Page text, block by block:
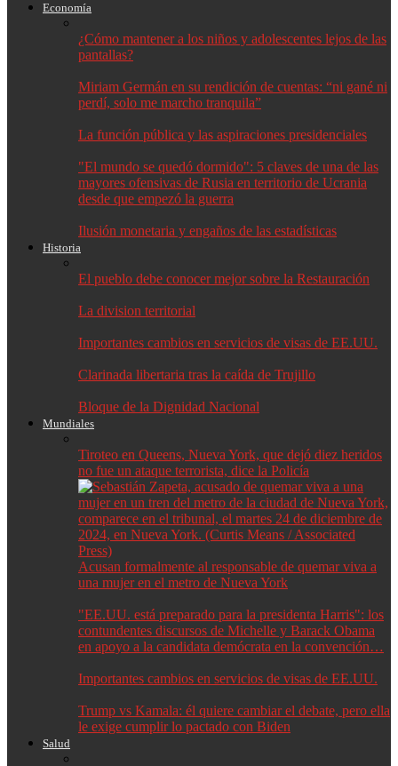
Economía
¿Cómo mantener a los niños y adolescentes lejos de las
pantallas?
Miriam Germán en su rendición de cuentas: “ni gané ni
perdí, solo me marcho tranquila”
La función pública y las aspiraciones presidenciales
"El mundo se quedó dormido": 5 claves de una de las
mayores ofensivas de Rusia en territorio de Ucrania
desde que empezó la guerra
Ilusión monetaria y engaños de las estadísticas
Historia
El pueblo debe conocer mejor sobre la Restauración
La division territorial
Importantes cambios en servicios de visas de EE.UU.
Clarinada libertaria tras la caída de Trujillo
Bloque de la Dignidad Nacional
Mundiales
Tiroteo en Queens, Nueva York, que dejó diez heridos
no fue un ataque terrorista, dice la Policía
Acusan formalmente al responsable de quemar viva a
una mujer en el metro de Nueva York
"EE.UU. está preparado para la presidenta Harris": los
contundentes discursos de Michelle y Barack Obama
en apoyo a la candidata demócrata en la convención…
Importantes cambios en servicios de visas de EE.UU.
Trump vs Kamala: él quiere cambiar el debate, pero ella
le exige cumplir lo pactado con Biden
Salud